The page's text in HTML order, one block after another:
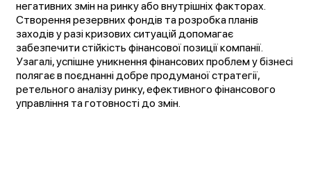
негативних змін на ринку або внутрішніх факторах.
Створення резервних фондів та розробка планів
заходів у разі кризових ситуацій допомагає
забезпечити стійкість фінансової позиції компанії.
Узагалі, успішне уникнення фінансових проблем у бізнесі
полягає в поєднанні добре продуманої стратегії,
ретельного аналізу ринку, ефективного фінансового
управління та готовності до змін.